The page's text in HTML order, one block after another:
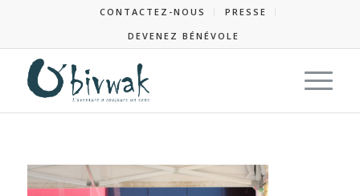
CONTACTEZ-NOUS
PRESSE
DEVENEZ BÉNÉVOLE